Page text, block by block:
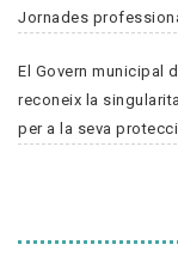
Jornades
El Govern municipal
reconeix la
per a la seva